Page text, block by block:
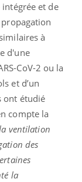
et de
à
d'une
CoV-2 ou la
et d’un
ont étudié
compte la
ventilation
des
la